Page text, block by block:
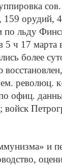
сов.
159 ору­дий,
по льду
5 ч 17 мар­та
бо­лее
ре­во­люц.
офиц.
войск
и